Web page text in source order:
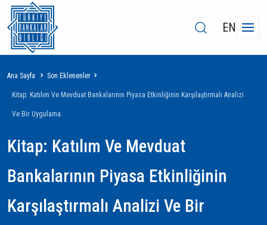
EN
Sayfa
yolu
Ana Sayfa Son Eklenenler
Kitap: Katılım Ve Mevduat Bankalarının Piyasa Etkinliğinin Karşılaştırmalı Analizi
Ve Bir Uygulama
Kitap: Katılım Ve Mevduat
Bankalarının Piyasa Etkinliğinin
Karşılaştırmalı Analizi Ve Bir